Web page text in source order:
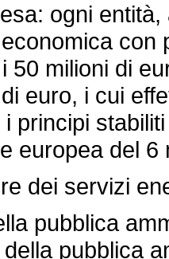
ogni entità,
con
50 milioni di
euro, i cui
principi
europea del
dei servizi
pubblica
pubblica